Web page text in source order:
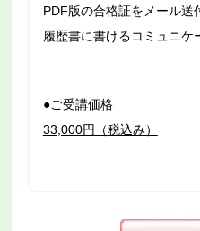
PDF版の合格証をメール送
履歴書に書けるコミュニケ
●ご受講価格
33,000円（税込み）